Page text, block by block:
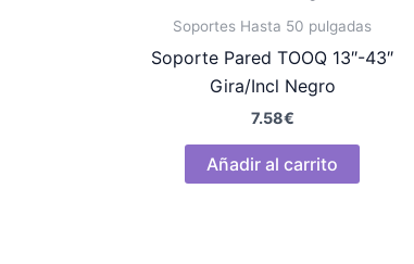
Soportes Hasta 50 pulgadas
Soporte Pared TOOQ 13″-43″
Gira/Incl Negro
7.58€
Añadir al carrito